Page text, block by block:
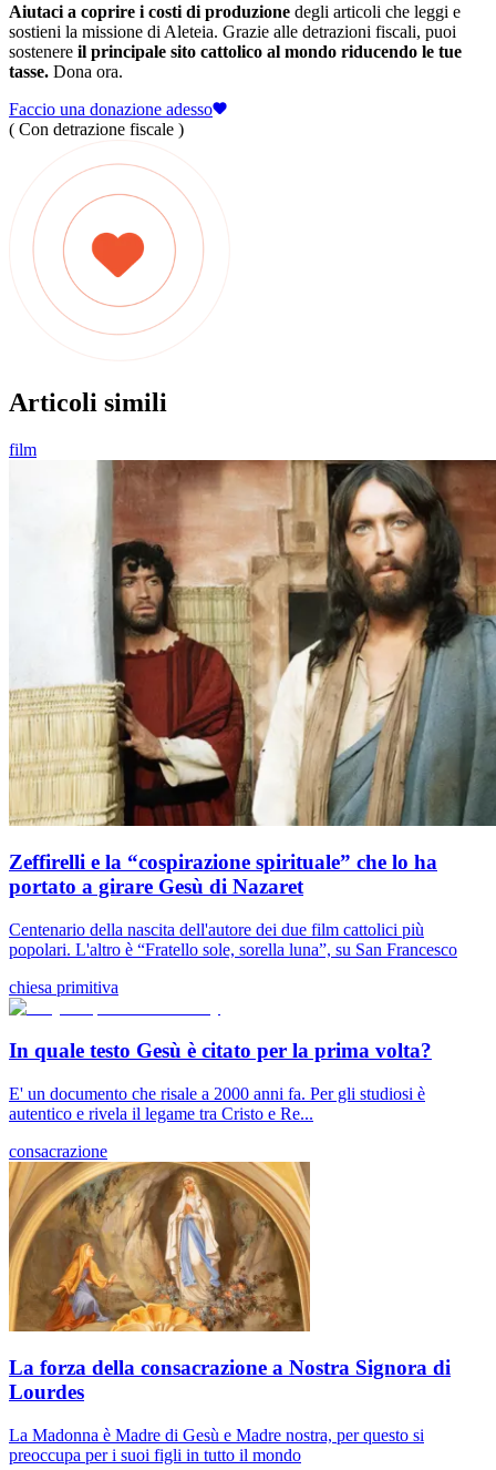
Aiutaci a coprire i costi di produzione degli articoli che leggi e
sostieni la missione di Aleteia. Grazie alle detrazioni fiscali, puoi
sostenere il principale sito cattolico al mondo riducendo le tue
tasse. Dona ora.
Faccio una donazione adesso
( Con detrazione fiscale )
Articoli simili
film
Zeffirelli e la “cospirazione spirituale” che lo ha
portato a girare Gesù di Nazaret
Centenario della nascita dell'autore dei due film cattolici più
popolari. L'altro è “Fratello sole, sorella luna”, su San Francesco
chiesa primitiva
In quale testo Gesù è citato per la prima volta?
E' un documento che risale a 2000 anni fa. Per gli studiosi è
autentico e rivela il legame tra Cristo e Re...
consacrazione
La forza della consacrazione a Nostra Signora di
Lourdes
La Madonna è Madre di Gesù e Madre nostra, per questo si
preoccupa per i suoi figli in tutto il mondo